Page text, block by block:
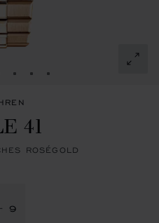
GEHEN 1
FOLIE GEHEN 2
ZUR FOLIE GEHEN 3
ZUR FOLIE GEHEN 4
ZUR FOLIE GEHEN
41
ROSÉGOLD
9